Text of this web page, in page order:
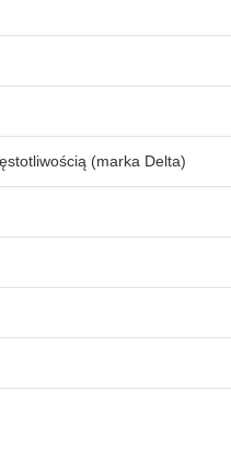
(marka Delta)